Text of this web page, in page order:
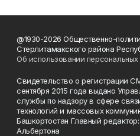
@1930-2026 Общественно-
Стерлитамакского района
Об использовании персональных
Свидетельство о регистрации
сентября 2015 года выдано
службы по надзору в сфере
технологий и массовых
Башкортостан Главный
Альбертона